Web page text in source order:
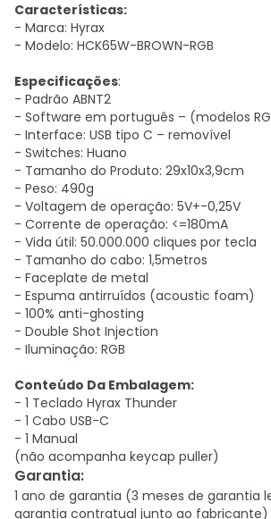
Características:
- Marca: Hyrax
- Modelo: HCK65W-BROWN-RGB
Especificações:
- Padrão ABNT2
- Software em português – (modelos
- Interface: USB tipo C – removível
- Switches: Huano
- Tamanho do Produto: 29x10x3,9cm
- Peso: 490g
- Voltagem de operação: 5V+-0,25V
- Corrente de operação: <=180mA
- Vida útil: 50.000.000 cliques por tecla
- Tamanho do cabo: 1,5metros
- Faceplate de metal
- Espuma antirruídos (acoustic foam)
- 100% anti-ghosting
- Double Shot Injection
- Iluminação: RGB
Conteúdo Da Embalagem:
- 1 Teclado Hyrax Thunder
- 1 Cabo USB-C
- 1 Manual
(não acompanha keycap puller)
Garantia:
1 ano de garantia (3 meses de garantia
garantia contratual junto ao fabricante)